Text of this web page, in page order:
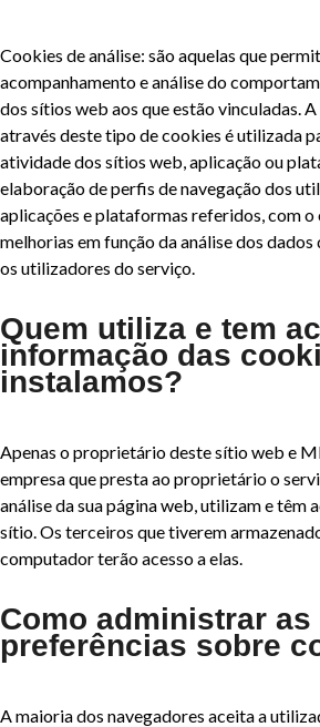
Cookies de análise: são aquelas que
acompanhamento e análise do
dos sítios web aos que estão vinculadas.
através deste tipo de cookies é utilizada
atividade dos sítios web, aplicação ou
elaboração de perfis de navegação dos
aplicações e plataformas referidos, com
melhorias em função da análise dos
os utilizadores do serviço.
Quem utiliza e tem
informação das
instalamos?
Apenas o proprietário deste sítio web e
empresa que presta ao proprietário o
análise da sua página web, utilizam e têm
sítio. Os terceiros que tiverem
computador terão acesso a elas.
Como administrar as
preferências sobre
A maioria dos navegadores aceita a